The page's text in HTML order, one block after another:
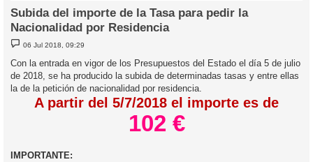
Subida del importe de la Tasa para pedir la
Nacionalidad por Residencia
M
e
s
a
e
06 Jul 2018, 09:29
Con la entrada en vigor de los Presupuestos del Estado el día 5 de julio
de 2018, se ha producido la subida de determinadas tasas y entre ellas
la de la petición de nacionalidad por residencia.
A partir del 5/7/2018 el importe es de
102 €
IMPORTANTE: